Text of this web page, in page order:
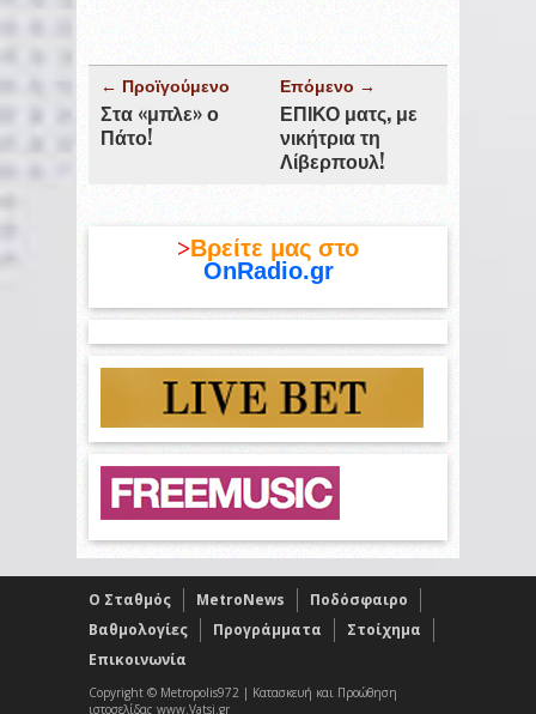
← Προϊγούμενο
Στα «μπλε» ο
Πάτο!
Επόμενο →
ΕΠΙΚΟ ματς, με
νικήτρια τη
Λίβερπουλ!
>Βρείτε μας στο
OnRadio.gr
O Σταθμός MetroNews
Ποδόσφαιρο
Βαθμολογίες
Προγράμματα
Στοίχημα
Επικοινωνία
Copyright © Metropolis972 | Κατασκευή και Προώθηση
ιστοσελίδας www.Vatsi.gr